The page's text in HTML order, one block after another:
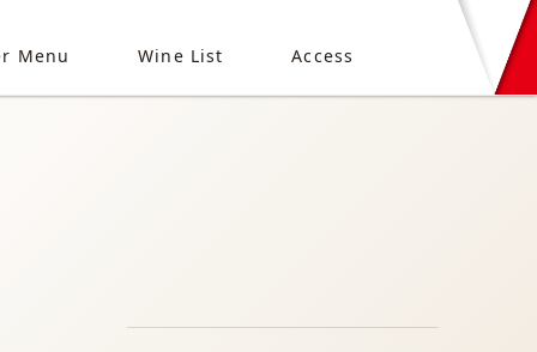
Menu Wine List Access